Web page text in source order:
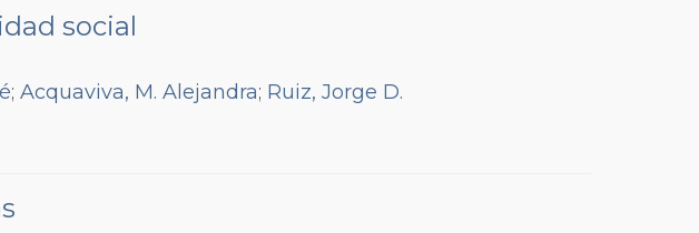
social
; Acquaviva, M. Alejandra; Ruiz, Jorge D.